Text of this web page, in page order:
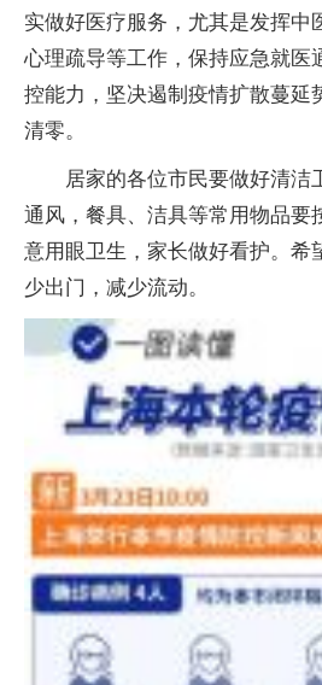
实做好医疗服务，尤其是发挥中
心理疏导等工作，保持应急就医
控能力，坚决遏制疫情扩散蔓延
清零。
居家的各位市民要做好清洁
通风，餐具、洁具等常用物品要
意用眼卫生，家长做好看护。希
少出门，减少流动。